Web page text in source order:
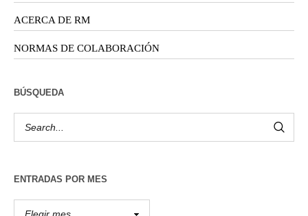
ACERCA DE RM
NORMAS DE COLABORACIÓN
BÚSQUEDA
ENTRADAS POR MES